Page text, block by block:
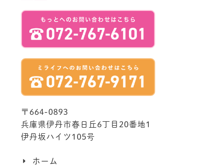
〒664-0893
兵庫県伊丹市春日丘6丁目20番地1
伊丹坂ハイツ105号
ホーム